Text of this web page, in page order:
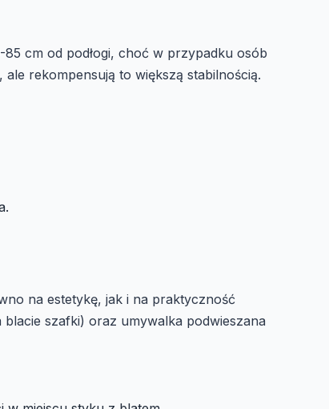
cm od podłogi, choć w przypadku osób
rekompensują to większą stabilnością.
na estetykę, jak i na praktyczność
szafki) oraz umywalka podwieszana